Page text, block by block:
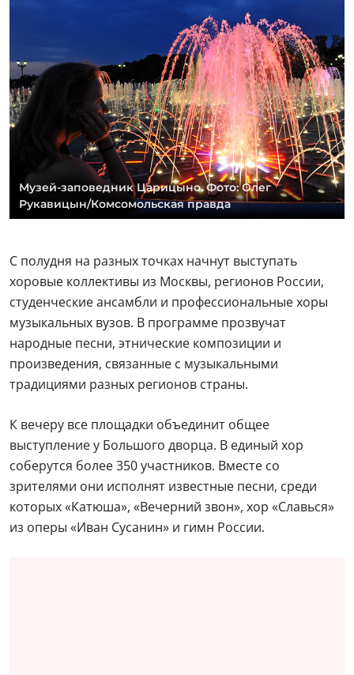
Музей-заповедник Царицыно. Фото: Олег
Рукавицын/Комсомольская правда
С полудня на разных точках начнут выступать
хоровые коллективы из Москвы, регионов России,
студенческие ансамбли и профессиональные хоры
музыкальных вузов. В программе прозвучат
народные песни, этнические композиции и
произведения, связанные с музыкальными
традициями разных регионов страны.
К вечеру все площадки объединит общее
выступление у Большого дворца. В единый хор
соберутся более 350 участников. Вместе со
зрителями они исполнят известные песни, среди
которых «Катюша», «Вечерний звон», хор «Славься»
из оперы «Иван Сусанин» и гимн России.